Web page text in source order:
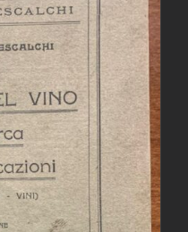
/ DETTAGLI